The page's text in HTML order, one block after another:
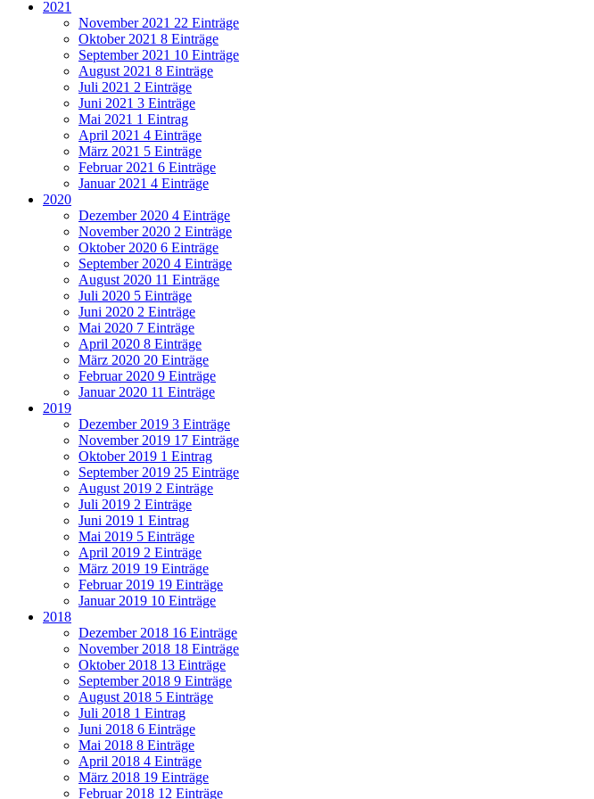
2021
November 2021 22 Einträge
Oktober 2021 8 Einträge
September 2021 10 Einträge
August 2021 8 Einträge
Juli 2021 2 Einträge
Juni 2021 3 Einträge
Mai 2021 1 Eintrag
April 2021 4 Einträge
März 2021 5 Einträge
Februar 2021 6 Einträge
Januar 2021 4 Einträge
2020
Dezember 2020 4 Einträge
November 2020 2 Einträge
Oktober 2020 6 Einträge
September 2020 4 Einträge
August 2020 11 Einträge
Juli 2020 5 Einträge
Juni 2020 2 Einträge
Mai 2020 7 Einträge
April 2020 8 Einträge
März 2020 20 Einträge
Februar 2020 9 Einträge
Januar 2020 11 Einträge
2019
Dezember 2019 3 Einträge
November 2019 17 Einträge
Oktober 2019 1 Eintrag
September 2019 25 Einträge
August 2019 2 Einträge
Juli 2019 2 Einträge
Juni 2019 1 Eintrag
Mai 2019 5 Einträge
April 2019 2 Einträge
März 2019 19 Einträge
Februar 2019 19 Einträge
Januar 2019 10 Einträge
2018
Dezember 2018 16 Einträge
November 2018 18 Einträge
Oktober 2018 13 Einträge
September 2018 9 Einträge
August 2018 5 Einträge
Juli 2018 1 Eintrag
Juni 2018 6 Einträge
Mai 2018 8 Einträge
April 2018 4 Einträge
März 2018 19 Einträge
Februar 2018 12 Einträge